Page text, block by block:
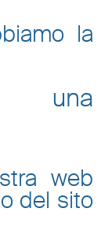
la
una
web
del sito